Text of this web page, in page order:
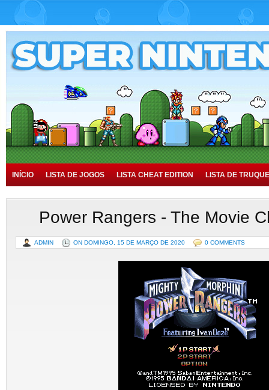
INÍCIO LISTA DE JOGOS LISTA CHEAT EDITION LISTA DE
TUTORIAIS HISTÓRIA
Power Rangers - The Movie
ADMIN ON DOMINGO, 15 DE MARÇO DE 2020 0 COMMENTS